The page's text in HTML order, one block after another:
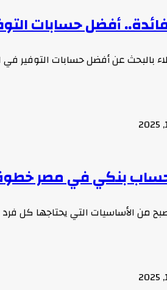
حسابات التوفير في البنوك
بالبحث عن أفضل حسابات التوفير
بنكي في مصر
من الأساسيات التي يحتاجها كل فرد